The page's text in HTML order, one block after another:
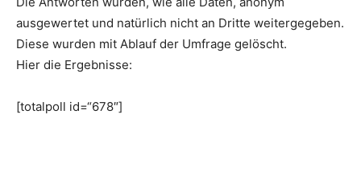
ausgewertet und natürlich nicht an Dritte weitergegeben.
Diese wurden mit Ablauf der Umfrage gelöscht.
Hier die Ergebnisse:
[totalpoll id=“678″]